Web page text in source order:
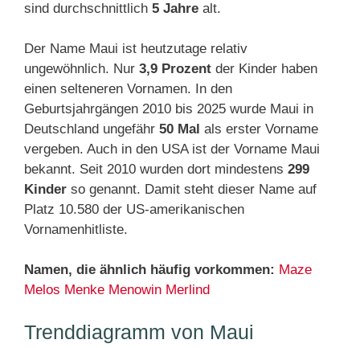
sind durchschnittlich 5 Jahre alt.
Der Name Maui ist heutzutage relativ
ungewöhnlich. Nur 3,9 Prozent der Kinder haben
einen selteneren Vornamen. In den
Geburtsjahrgängen 2010 bis 2025 wurde Maui in
Deutschland ungefähr 50 Mal als erster Vorname
vergeben. Auch in den USA ist der Vorname Maui
bekannt. Seit 2010 wurden dort mindestens 299
Kinder so genannt. Damit steht dieser Name auf
Platz 10.580 der US-amerikanischen
Vornamenhitliste.
Namen, die ähnlich häufig vorkommen: Maze
Melos Menke Menowin Merlind
Trenddiagramm von Maui